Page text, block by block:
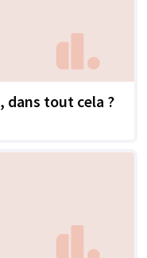
dans tout cela ?